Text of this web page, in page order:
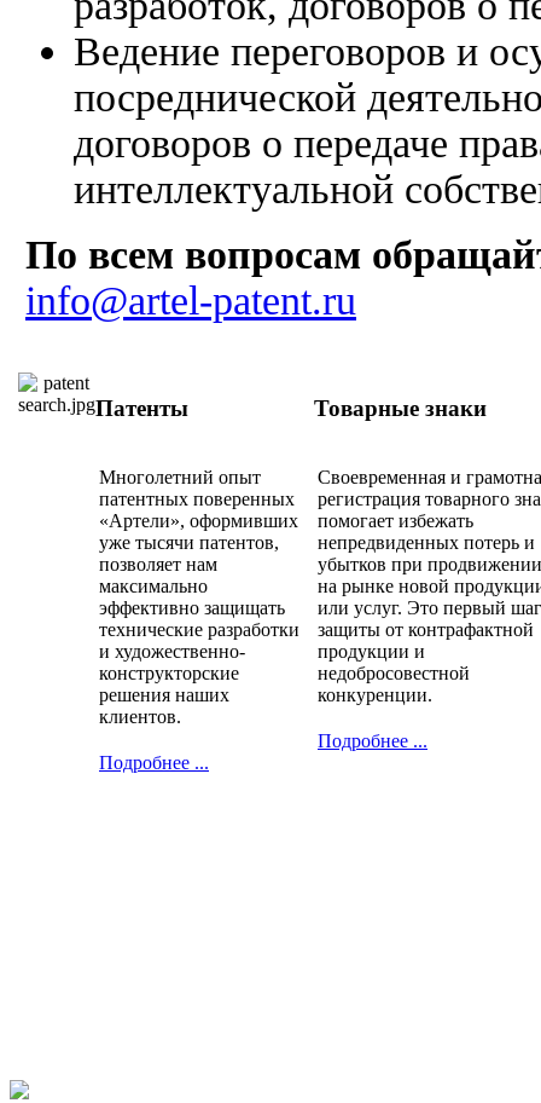
Ведение переговоров и
посреднической
договоров о передаче
интеллектуальной
По всем вопросам
info@artel-patent.ru
Патенты
Многолетний опыт
патентных поверенных
«Артели», оформивших
уже тысячи патентов,
позволяет нам
максимально
эффективно защищать
технические разработки
и художественно-
конструкторские
решения наших
клиентов.
Подробнее ...
Товарные знаки
Своевременная и
регистрация товарного
помогает избежать
непредвиденных потерь и
убытков при продвижении
на рынке новой
или услуг. Это первый шаг
защиты от контрафактной
продукции и
недобросовестной
конкуренции.
Подробнее ...